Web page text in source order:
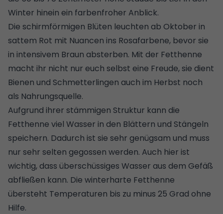
Winter hinein ein farbenfroher Anblick.
Die schirmförmigen Blüten leuchten ab Oktober in
sattem Rot mit Nuancen ins Rosafarbene, bevor sie
in intensivem Braun absterben. Mit der Fetthenne
macht ihr nicht nur euch selbst eine Freude, sie dient
Bienen und Schmetterlingen auch im Herbst noch
als Nahrungsquelle.
Aufgrund ihrer stämmigen Struktur kann die
Fetthenne viel Wasser in den Blättern und Stängeln
speichern. Dadurch ist sie sehr genügsam und muss
nur sehr selten gegossen werden. Auch hier ist
wichtig, dass überschüssiges Wasser aus dem Gefäß
abfließen kann. Die winterharte Fetthenne
übersteht Temperaturen bis zu minus 25 Grad ohne
Hilfe.